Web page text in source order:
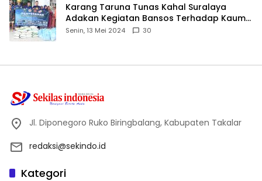
Karang Taruna Tunas Kahal Suralaya
Adakan Kegiatan Bansos Terhadap Kaum
Dhuafa dan Anak Yatim-Piatu
Senin, 13 Mei 2024 30
Jl. Diponegoro Ruko Biringbalang, Kabupaten Takalar
redaksi@sekindo.id
Kategori